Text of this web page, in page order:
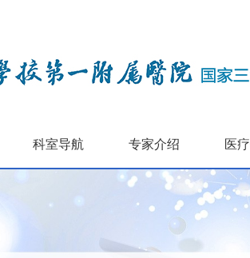
科室导航 专家介绍 医